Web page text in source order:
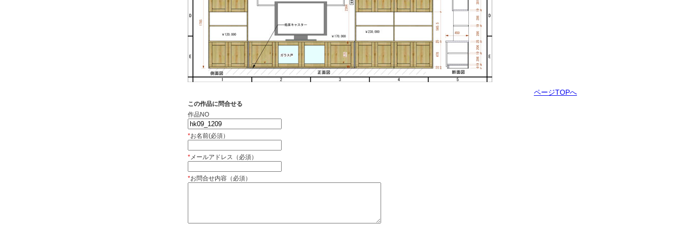
ページTOPへ
この作品に問合せる
作品NO
*お名前(必須）
*メールアドレス（必須）
*お問合せ内容（必須）